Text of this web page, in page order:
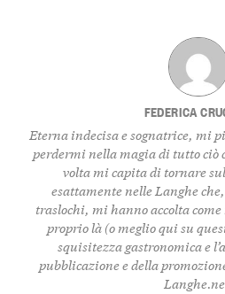
FEDERICA
Eterna indecisa e sognatrice, mi
perdermi nella magia di tutto ciò
volta mi capita di tornare
esattamente nelle Langhe
traslochi, mi hanno accolta
proprio là (o meglio qui su
squisitezza gastronomica e
pubblicazione e della